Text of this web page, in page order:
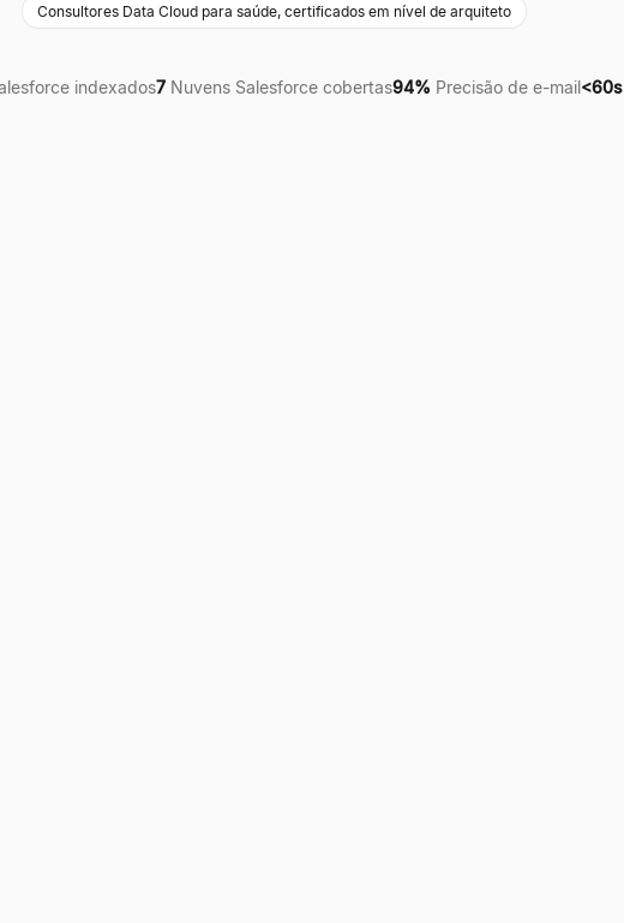
Consultores Data Cloud para saúde, certificados em nível de arquiteto
indexados7 Nuvens Salesforce cobertas94% Precisão de e-mail<60s